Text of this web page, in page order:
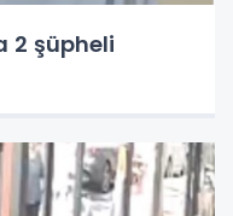
2 şüpheli